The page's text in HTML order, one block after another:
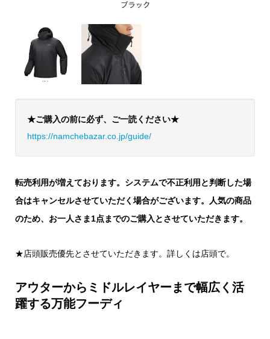
★ご購入の前に必ず、ご一読ください★
https://namchebazar.co.jp/guide/
転売利用が増えております。システムで不正利用と判断した場
合はキャンセルさせていただく場合がございます。人気の商品
のため、お一人さま1点までのご購入とさせていただきます。
★店頭販売優先とさせていただきます。詳しくは店頭で。
アウターからミドルレイヤーまで幅広く活
躍する万能フーディ